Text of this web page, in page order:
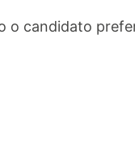
o candidato